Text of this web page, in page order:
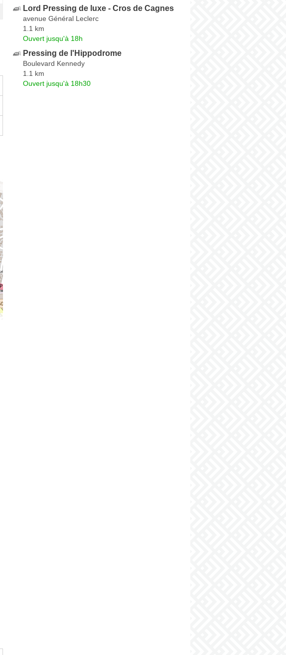
Lord Pressing de luxe - Cros de Cagnes
avenue Général Leclerc
1.1 km
Ouvert jusqu'à 18h
Pressing de l'Hippodrome
Boulevard Kennedy
1.1 km
Ouvert jusqu'à 18h30